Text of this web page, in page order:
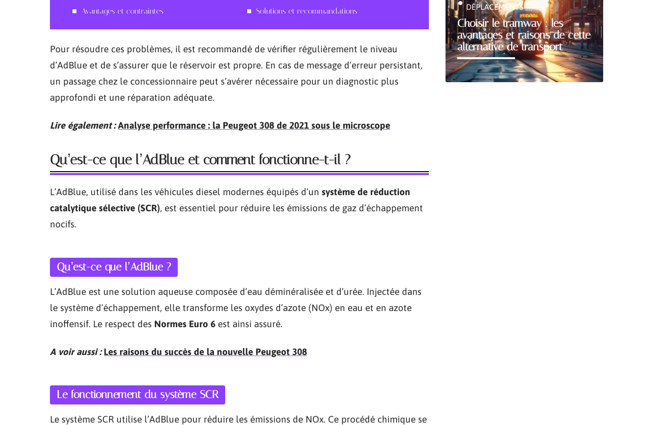
Avantages et contraintes
Solutions et recommandations
Pour résoudre ces problèmes, il est recommandé de vérifier régulièrement le niveau
d’AdBlue et de s’assurer que le réservoir est propre. En cas de message d’erreur persistant,
un passage chez le concessionnaire peut s’avérer nécessaire pour un diagnostic plus
approfondi et une réparation adéquate.
Lire également : Analyse performance : la Peugeot 308 de 2021 sous le microscope
Qu’est-ce que l’AdBlue et comment fonctionne-t-il ?
L’AdBlue, utilisé dans les véhicules diesel modernes équipés d’un système de réduction
catalytique sélective (SCR), est essentiel pour réduire les émissions de gaz d’échappement
nocifs.
Qu’est-ce que l’AdBlue ?
L’AdBlue est une solution aqueuse composée d’eau déminéralisée et d’urée. Injectée dans
le système d’échappement, elle transforme les oxydes d’azote (NOx) en eau et en azote
inoffensif. Le respect des Normes Euro 6 est ainsi assuré.
A voir aussi : Les raisons du succès de la nouvelle Peugeot 308
Le fonctionnement du système SCR
Le système SCR utilise l’AdBlue pour réduire les émissions de NOx. Ce procédé chimique se
Choisir le tramway : les
avantages et raisons de cette
alternative de transport
DÉPLACEMENTS